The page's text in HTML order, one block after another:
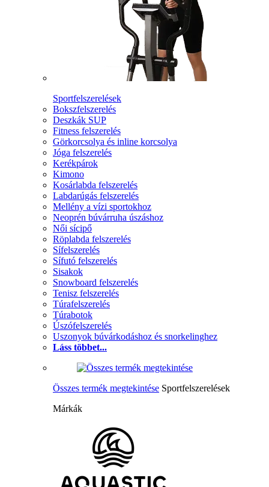
Sportfelszerelések
Bokszfelszerelés
Deszkák SUP
Fitness felszerelés
Görkorcsolya és inline korcsolya
Jóga felszerelés
Kerékpárok
Kimono
Kosárlabda felszerelés
Labdarúgás felszerelés
Mellény a vízi sportokhoz
Neoprén búvárruha úszáshoz
Női sícipő
Röplabda felszerelés
Sífelszerelés
Sífutó felszerelés
Sisakok
Snowboard felszerelés
Tenisz felszerelés
Túrafelszerelés
Túrabotok
Úszófelszerelés
Uszonyok búvárkodáshoz és snorkelinghez
Láss többet...
Összes termék megtekintése Sportfelszerelések
Márkák